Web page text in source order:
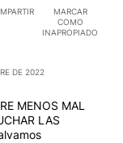
MARCAR
COMO
INAPROPIADO
DE 2022
MENOS MAL
LAS